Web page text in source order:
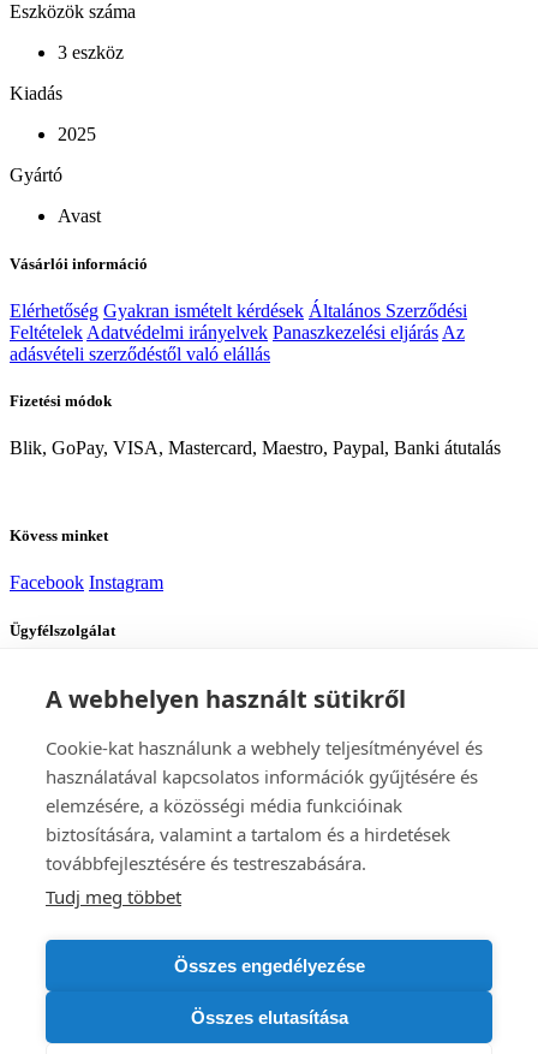
Eszközök száma
3 eszköz
Kiadás
2025
Gyártó
Avast
Vásárlói információ
Elérhetőség Gyakran ismételt kérdések Általános Szerződési
Feltételek Adatvédelmi irányelvek Panaszkezelési eljárás Az
adásvételi szerződéstől való elállás
Fizetési módok
Blik, GoPay, VISA, Mastercard, Maestro, Paypal, Banki átutalás
Kövess minket
Facebook Instagram
Ügyfélszolgálat
Alexej
Ügyfélszolgálat
Lépj kapcsolatba velünk
+420 705 917 585 tamogatas@bomshop.hu DISTRICTGATE s.r.o.
ÁFA: CZ17832845
Praha 11000
A webhelyen használt sütikről
Cookie-kat használunk a webhely teljesítményével és
használatával kapcsolatos információk gyűjtésére és
elemzésére, a közösségi média funkcióinak
biztosítására, valamint a tartalom és a hirdetések
továbbfejlesztésére és testreszabására.
Tudj meg többet
Összes engedélyezése
Összes elutasítása